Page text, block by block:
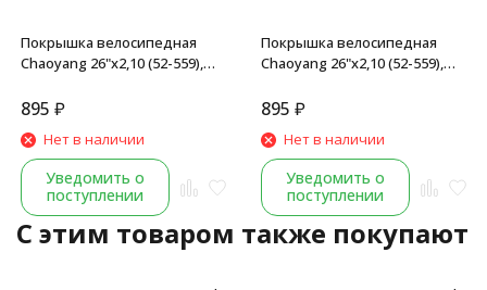
Покрышка велосипедная
Chaoyang 26"х2,10 (52-559),
895 ₽
Нет в наличии
Уведомить о
поступлении
Покрышка велосипедная
Chaoyang 26"х2,10 (52-559),
895 ₽
Нет в наличии
Уведомить о
поступлении
C этим товаром также покупают